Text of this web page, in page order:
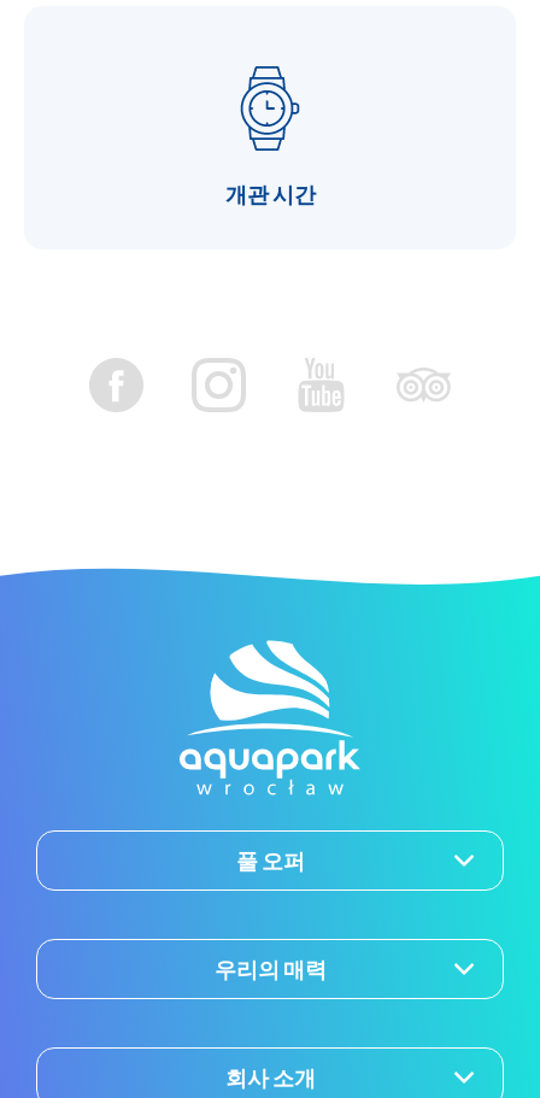
개관 시간
풀 오퍼
우리의 매력
회사 소개